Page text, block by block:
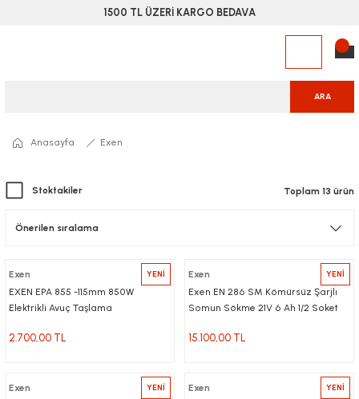
1500 TL ÜZERİ KARGO BEDAVA
ARA
Anasayfa Exen
Stoktakiler Toplam 13 ürün
YENİ
Exen
EXEN EPA 855 -115mm 850W
Elektrikli Avuç Taşlama
2.700,00 TL
YENİ
Exen
Exen EN 286 SM Kömürsüz Şarjlı
Somun Sökme 21V 6 Ah 1/2 Soket
15.100,00 TL
YENİ
Exen
YENİ
Exen